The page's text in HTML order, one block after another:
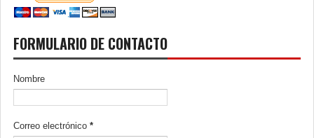
FORMULARIO DE CONTACTO
Nombre
Correo electrónico *